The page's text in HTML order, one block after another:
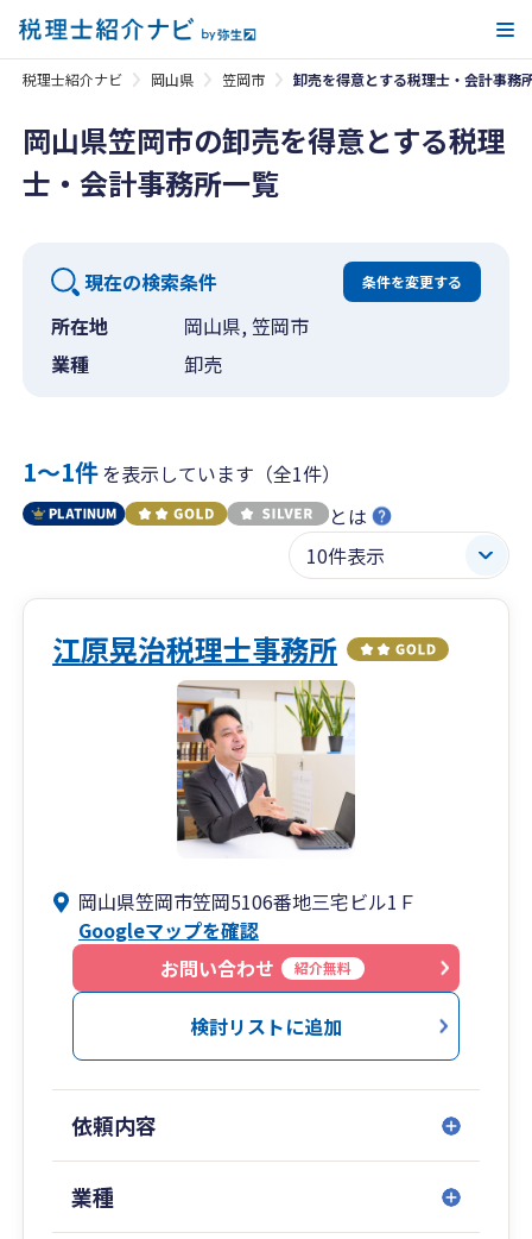
税理士紹介ナビ 岡山県 笠岡市 卸売を得意とする税理士・会計事務
岡山県笠岡市の卸売を得意とする税理
士・会計事務所一覧
現在の検索条件 条件を変更する
所在地
岡山県, 笠岡市
業種
卸売
1〜1件を表示しています（全1件）
とは
江原晃治税理士事務所
岡山県笠岡市笠岡5106番地三宅ビル1Ｆ
Googleマップを確認
お問い合わせ
紹介無料
検討リストに追加
依頼内容
業種